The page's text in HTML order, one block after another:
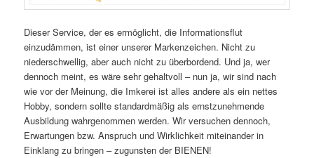
Dieser Service, der es ermöglicht, die Informationsflut
einzudämmen, ist einer unserer Markenzeichen. Nicht zu
niederschwellig, aber auch nicht zu überbordend. Und ja, wer
dennoch meint, es wäre sehr gehaltvoll – nun ja, wir sind nach
wie vor der Meinung, die Imkerei ist alles andere als ein nettes
Hobby, sondern sollte standardmäßig als ernstzunehmende
Ausbildung wahrgenommen werden. Wir versuchen dennoch,
Erwartungen bzw. Anspruch und Wirklichkeit miteinander in
Einklang zu bringen – zugunsten der BIENEN!